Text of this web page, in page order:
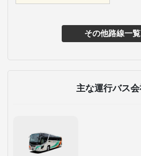
その他路線一覧
主な運行バス